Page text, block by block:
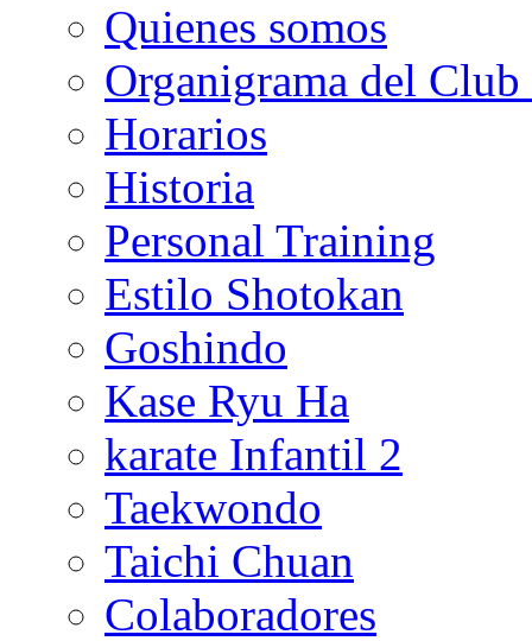
Quienes somos
Organigrama del
Horarios
Historia
Personal Training
Estilo Shotokan
Goshindo
Kase Ryu Ha
karate Infantil 2
Taekwondo
Taichi Chuan
Colaboradores